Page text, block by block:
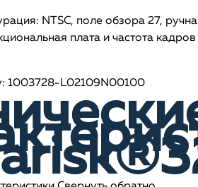
NTSC, поле обзора 27,
плата и частота кадров
1003728-L02109N00100